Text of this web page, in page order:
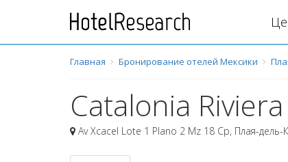
Главная Бронирование отелей Мексики
Catalonia
Av Xcacel Lote 1 Plano 2 Mz 18 Cp, Плая-дель-